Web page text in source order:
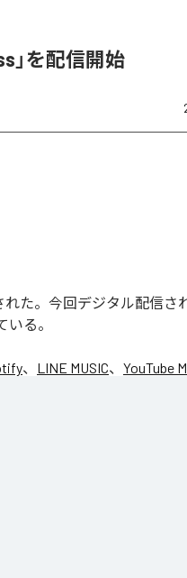
」を配信開始
れた。今回デジタル配信さ
いる。
、 LINE MUSIC、 YouTube